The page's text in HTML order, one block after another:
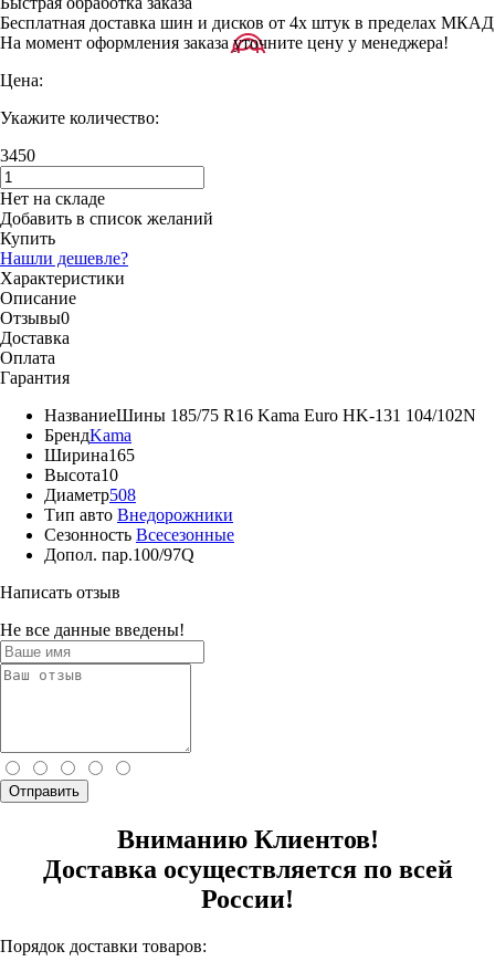
Бесплатная доставка шин и дисков от 4х штук в пределах МКАД
На момент оформления заказа уточните цену у менеджера!
Цена:
Укажите количество:
3450
Нет на складе
Добавить в список желаний
Купить
Нашли дешевле?
Характеристики
Описание
Отзывы0
Доставка
Оплата
Гарантия
НазваниеШины 185/75 R16 Kama Euro HK-131 104/102N
БрендKama
Ширина165
Высота10
Диаметр508
Тип авто Внедорожники
Сезонность Всесезонные
Допол. пар.100/97Q
Написать отзыв
Не все данные введены!
Отправить
Вниманию Клиентов!
Доставка осуществляется по всей
России!
Порядок доставки товаров: